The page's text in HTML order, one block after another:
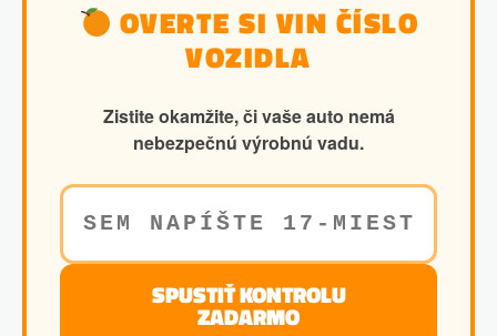
OVERTE SI VIN ČÍSLO
VOZIDLA
Zistite okamžite, či vaše auto nemá
nebezpečnú výrobnú vadu.
SPUSTIŤ KONTROLU
ZADARMO